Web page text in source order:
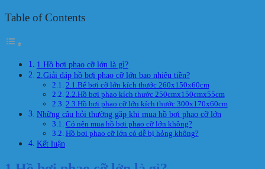
Table of Contents
1.Hồ bơi phao cỡ lớn là gì?
2.Giải đáp hồ bơi phao cỡ lớn bao nhiêu tiền?
2.1.Bể bơi cỡ lớn kích thước 260x150x60cm
2.2.Hồ bơi phao kích thước 250cmx150cmx55cm
2.3.Hồ bơi phao cỡ lớn kích thước 300x170x60cm
Những câu hỏi thường gặp khi mua hồ bơi phao cỡ lớn
Có nên mua hồ bơi phao cỡ lớn không?
Hồ bơi phao cỡ lớn có dễ bị hỏng không?
Kết luận